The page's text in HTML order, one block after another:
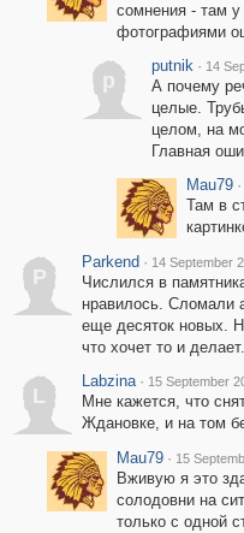
сомнения - там
фотографиями
p
putnik · 14
А почему
целые.
целом, на
Главная
Mau79 ·
Там в
P
Parkend · 14 September
Числился в
нравилось. Сломали
еще десяток новых.
что хочет то и
L
Labzina · 15 September
Мне кажется, что
Ждановке, и на том
Mau79 · 15
Вживую я это
солодовни на
только с одной